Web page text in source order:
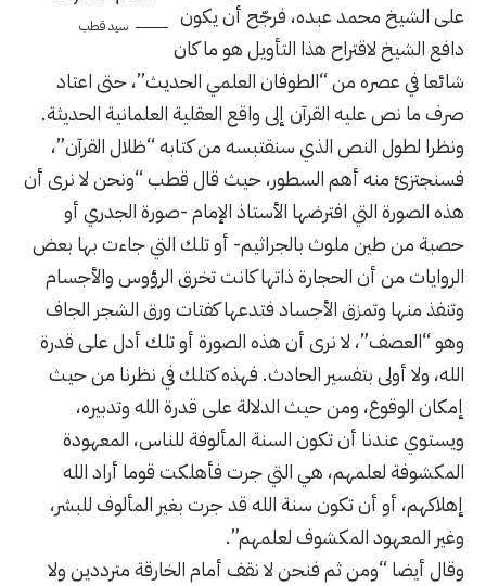
سيد قطب
على الشيخ محمد عبده، فرجّح أن يكون
دافع الشيخ لاقتراح هذا التأويل هو ما كان
شائعا في عصره من “الطوفان العلمي الحديث”، حتى اعتاد
صرف ما نص عليه القرآن إلى واقع العقلية العلمانية الحديثة.
ونظرا لطول النص الذي سنقتبسه من كتابه “ظلال القرآن”،
فسنجتزئ منه أهم السطور، حيث قال قطب “ونحن لا نرى أن
هذه الصورة التي افترضها الأستاذ الإمام -صورة الجدري أو
حصبة من طين ملوث بالجراثيم- أو تلك التي جاءت بها بعض
الروايات من أن الحجارة ذاتها كانت تخرق الرؤوس والأجسام
وتنفذ منها وتمزق الأجساد فتدعها كفتات ورق الشجر الجاف
وهو “العصف”، لا نرى أن هذه الصورة أو تلك أدل على قدرة
الله، ولا أولى بتفسير الحادث. فهذه كتلك في نظرنا من حيث
إمكان الوقوع، ومن حيث الدلالة على قدرة الله وتدبيره،
ويستوي عندنا أن تكون السنة المألوفة للناس، المعهودة
المكشوفة لعلمهم، هي التي جرت فأهلكت قوما أراد الله
إهلاكهم، أو أن تكون سنة الله قد جرت بغير المألوف للبشر،
وغير المعهود المكشوف لعلمهم”.
وقال أيضا “ومن ثم فنحن لا نقف أمام الخارقة مترددين ولا